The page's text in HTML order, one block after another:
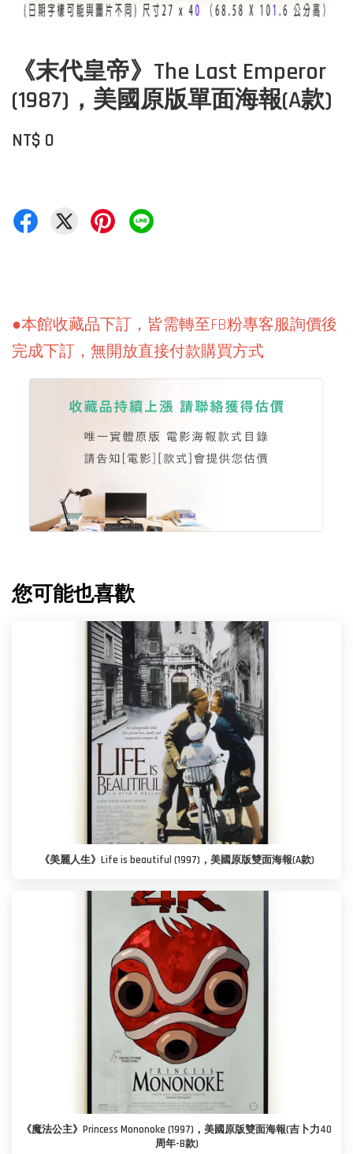
《末代皇帝》The Last Emperor
(1987)，美國原版單面海報(A款)
NT$ 0
●本館收藏品下訂，皆需轉至FB粉專客服詢價後
完成下訂，無開放直接付款購買方式
您可能也喜歡
《美麗人生》Life is beautiful (1997)，美國原版雙面海報(A款)
《魔法公主》Princess Mononoke (1997)，美國原版雙面海報(吉卜力40
周年-B款)